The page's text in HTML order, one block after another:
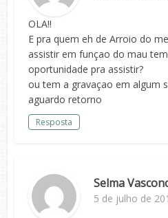
OLA!!
E pra quem eh de Arroio do
assistir em funçao do mau
oportunidade pra assistir?
ou tem a gravaçao em algum
aguardo retorno
Resposta
Selma
5 de julho de